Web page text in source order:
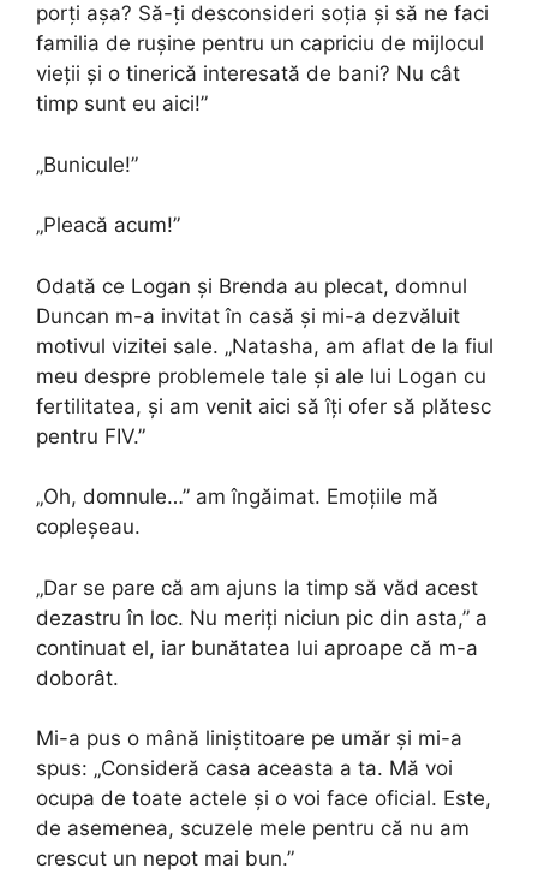
porți așa? Să-ți desconsideri soția și să ne faci
familia de rușine pentru un capriciu de mijlocul
vieții și o tinerică interesată de bani? Nu cât
timp sunt eu aici!”
„Bunicule!”
„Pleacă acum!”
Odată ce Logan și Brenda au plecat, domnul
Duncan m-a invitat în casă și mi-a dezvăluit
motivul vizitei sale. „Natasha, am aflat de la fiul
meu despre problemele tale și ale lui Logan cu
fertilitatea, și am venit aici să îți ofer să plătesc
pentru FIV.”
„Oh, domnule…” am îngăimat. Emoțiile mă
copleșeau.
„Dar se pare că am ajuns la timp să văd acest
dezastru în loc. Nu meriți niciun pic din asta,” a
continuat el, iar bunătatea lui aproape că m-a
doborât.
Mi-a pus o mână liniștitoare pe umăr și mi-a
spus: „Consideră casa aceasta a ta. Mă voi
ocupa de toate actele și o voi face oficial. Este,
de asemenea, scuzele mele pentru că nu am
crescut un nepot mai bun.”